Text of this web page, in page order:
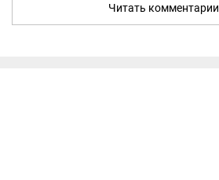
Читать комментарии